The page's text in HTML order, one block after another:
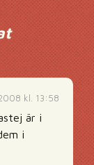
kl. 13:58
är i
i